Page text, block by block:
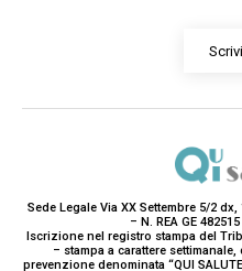
Sede Legale Via XX Settembre 5/2 dx,
– N. REA GE
Iscrizione nel registro stampa del
– stampa a carattere
prevenzione denominata “QUI